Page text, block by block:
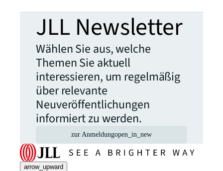
JLL Newsletter
Wählen Sie aus, welche
Themen Sie aktuell
interessieren, um regelmäßig
über relevante
Neuveröffentlichungen
informiert zu werden.
zur Anmeldungopen_in_new
arrow_upward